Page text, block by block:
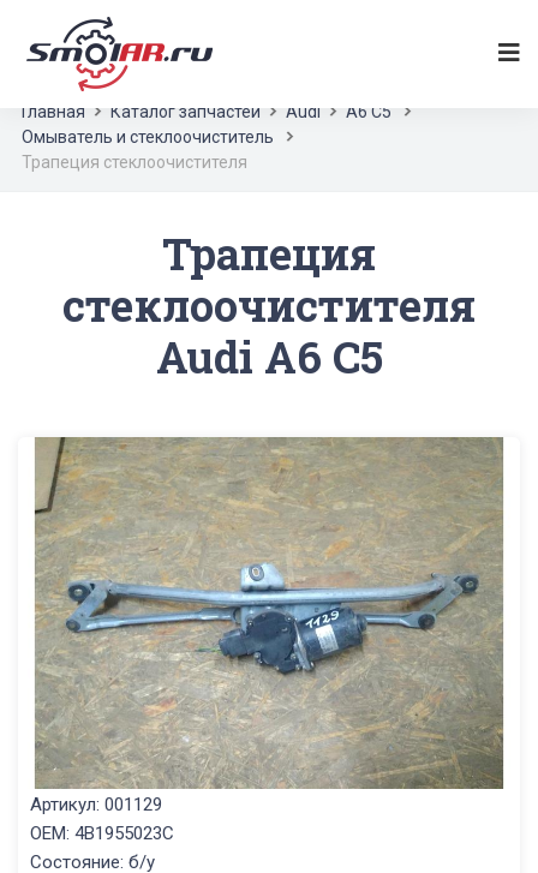
Главная Каталог запчастей Audi
A6 C5
Омыватель и стеклоочиститель
Трапеция стеклоочистителя
Трапеция
стеклоочистителя
Audi A6 C5
Артикул: 001129
OEM: 4B1955023C
Состояние: б/у